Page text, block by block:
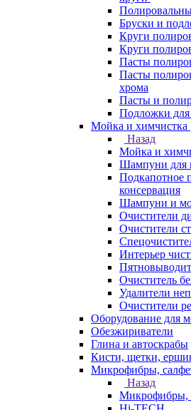
Бруски и
Круги
Круги
Пасты
Пасты
хрома
Пасты и
Подложки для
Мойка и химчистка
Назад
Мойка и
Шампуни для
Подкапотное
консервация
Шампуни и
Очистители
Очистители
Интерьер
Очиститель
Удалители
Очистители
Оборудование для
Обезжириватели
Глина и автоскрабы
Кисти, щетки,
Микрофибры,
Назад
Микрофибры,